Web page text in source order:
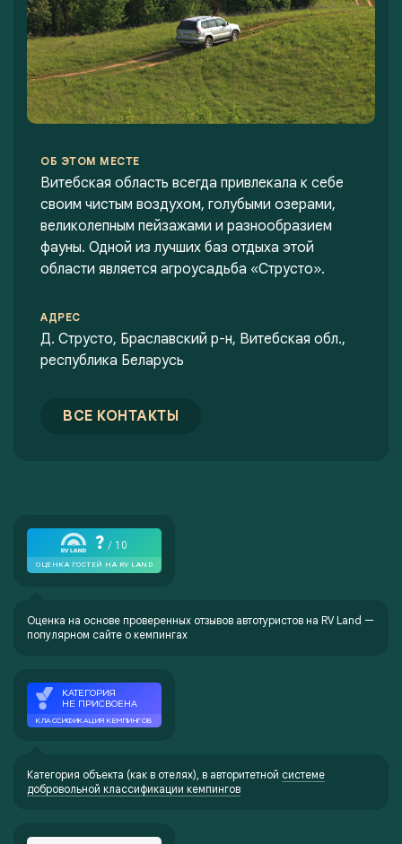
ОБ ЭТОМ МЕСТЕ
Витебская область всегда привлекала к себе
своим чистым воздухом, голубыми озерами,
великолепным пейзажами и разнообразием
фауны. Одной из лучших баз отдыха этой
области является агроусадьба «Струсто».
АДРЕС
Д. Струсто, Браславский р-н, Витебская обл.,
республика Беларусь
ВСЕ КОНТАКТЫ
Оценка на основе проверенных отзывов автотуристов на RV Land —
популярном сайте о кемпингах
Категория объекта (как в отелях), в авторитетной системе
добровольной классификации кемпингов